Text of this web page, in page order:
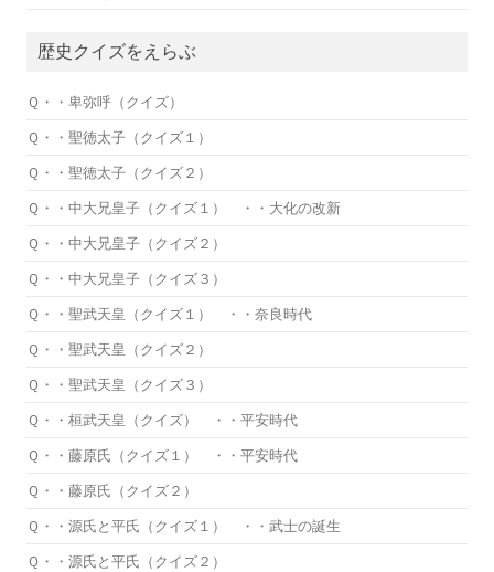
歴史クイズをえらぶ
Ｑ・・卑弥呼（クイズ）
Ｑ・・聖徳太子（クイズ１）
Ｑ・・聖徳太子（クイズ２）
Ｑ・・中大兄皇子（クイズ１） ・・大化の改新
Ｑ・・中大兄皇子（クイズ２）
Ｑ・・中大兄皇子（クイズ３）
Ｑ・・聖武天皇（クイズ１） ・・奈良時代
Ｑ・・聖武天皇（クイズ２）
Ｑ・・聖武天皇（クイズ３）
Ｑ・・桓武天皇（クイズ） ・・平安時代
Ｑ・・藤原氏（クイズ１） ・・平安時代
Ｑ・・藤原氏（クイズ２）
Ｑ・・源氏と平氏（クイズ１） ・・武士の誕生
Ｑ・・源氏と平氏（クイズ２）